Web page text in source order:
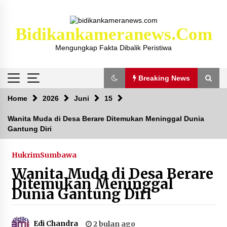
Bidikankameranews.com
Mengungkap Fakta Dibalik Peristiwa
Breaking News
Breaking News
Kejaksaan KSB Mulai Lidik Mafia Tanah Desa
Sekongkang Bawah
2 tahun ago
Laporan Dugaan Pencabulan di Desa Sepayung
Kec. Plampang, Polres Sumbawa Pastikan
Proses Penyelidikan Berjalan Maksimal
Home 2026 Juni 15
Wanita Muda di Desa Berare Ditemukan Meninggal Dunia
Gantung Diri
HukrimSumbawa
Wanita Muda di Desa Berare
Ditemukan Meninggal
Dunia Gantung Diri
Edi Chandra
2 bulan ago